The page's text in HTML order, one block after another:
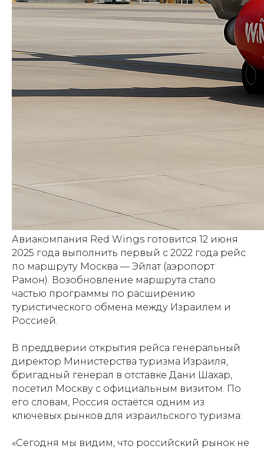
Авиакомпания Red Wings готовится 12 июня
2025 года выполнить первый с 2022 года рейс
по маршруту Москва — Эйлат (аэропорт
Рамон). Возобновление маршрута стало
частью программы по расширению
туристического обмена между Израилем и
Россией.
В преддверии открытия рейса генеральный
директор Министерства туризма Израиля,
бригадный генерал в отставке Дани Шахар,
посетил Москву с официальным визитом. По
его словам, Россия остаётся одним из
ключевых рынков для израильского туризма:
«Сегодня мы видим, что российский рынок не